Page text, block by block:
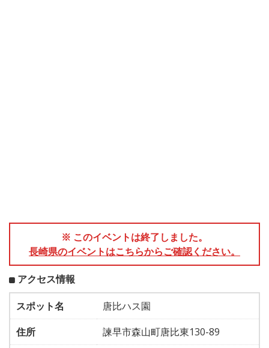
※ このイベントは終了しました。
長崎県のイベントはこちらからご確認ください。
アクセス情報
スポット名
唐比ハス園
住所
諫早市森山町唐比東130-89